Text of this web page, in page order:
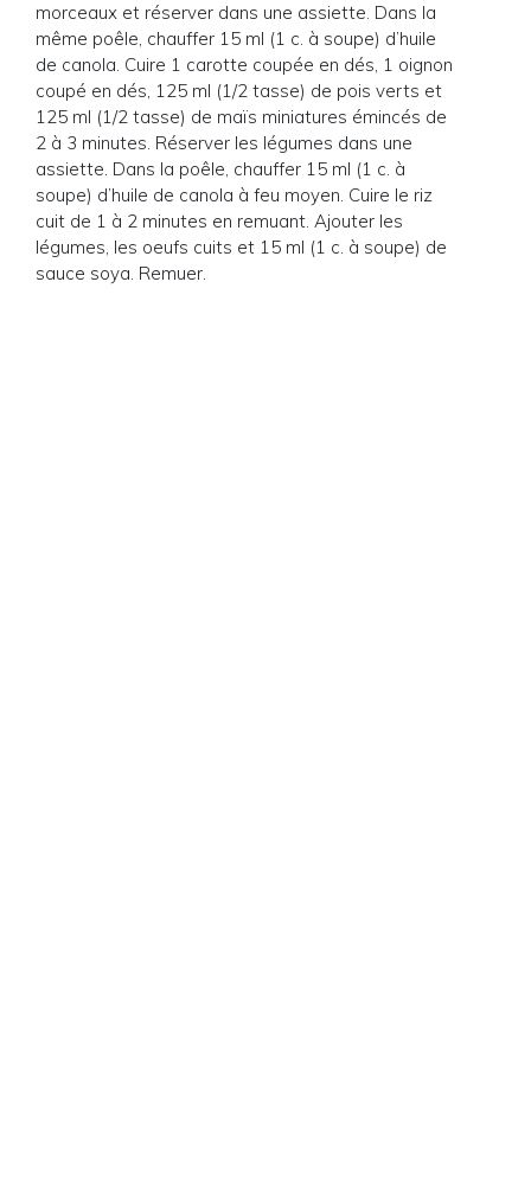
morceaux et réserver dans une assiette. Dans la
même poêle, chauffer 15 ml (1 c. à soupe) d’huile
de canola. Cuire 1 carotte coupée en dés, 1 oignon
coupé en dés, 125 ml (1/2 tasse) de pois verts et
125 ml (1/2 tasse) de maïs miniatures émincés de
2 à 3 minutes. Réserver les légumes dans une
assiette. Dans la poêle, chauffer 15 ml (1 c. à
soupe) d’huile de canola à feu moyen. Cuire le riz
cuit de 1 à 2 minutes en remuant. Ajouter les
légumes, les oeufs cuits et 15 ml (1 c. à soupe) de
sauce soya. Remuer.